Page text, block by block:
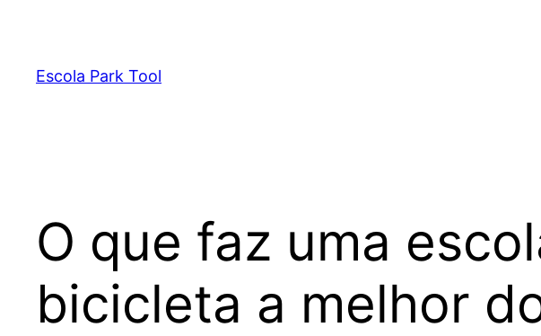
Escola Park Tool
O que faz uma
bicicleta a melhor